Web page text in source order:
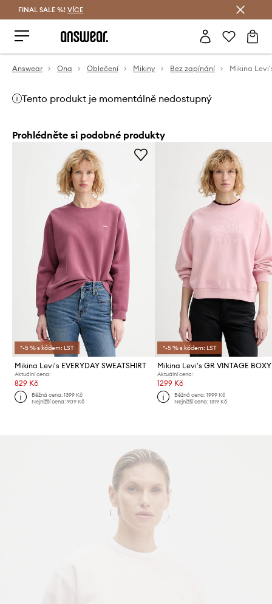
FINAL SALE %! VÍCE
Answear Ona Oblečení Mikiny Bez zapínání Mikina
Tento produkt je momentálně nedostupný
Prohlédněte si podobné produkty
*-5 % s kódem: LST
Mikina Levi's EVERYDAY SWEATSHIRT
Aktuální cena:
829 Kč
Běžná cena:1399 Kč
Nejnižší cena:909 Kč
*-5 % s kódem: LST
Aktuální cena:
1299 Kč
Běžná cena: 1999 Kč
Nejnižší cena: 1319 Kč